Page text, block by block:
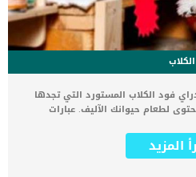
الكلاب
فود الكلاب المستورد التي تجدها
لطعام حيوانك الآليف. عبارات
معرفة اي منها يجب ان توافق عليه
التسويق لهذا المنتج؟ تعرف على
المزيد